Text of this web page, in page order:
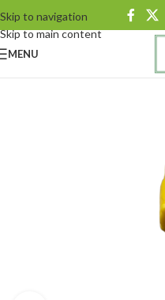
Skip to navigation
Skip to main content
MENU